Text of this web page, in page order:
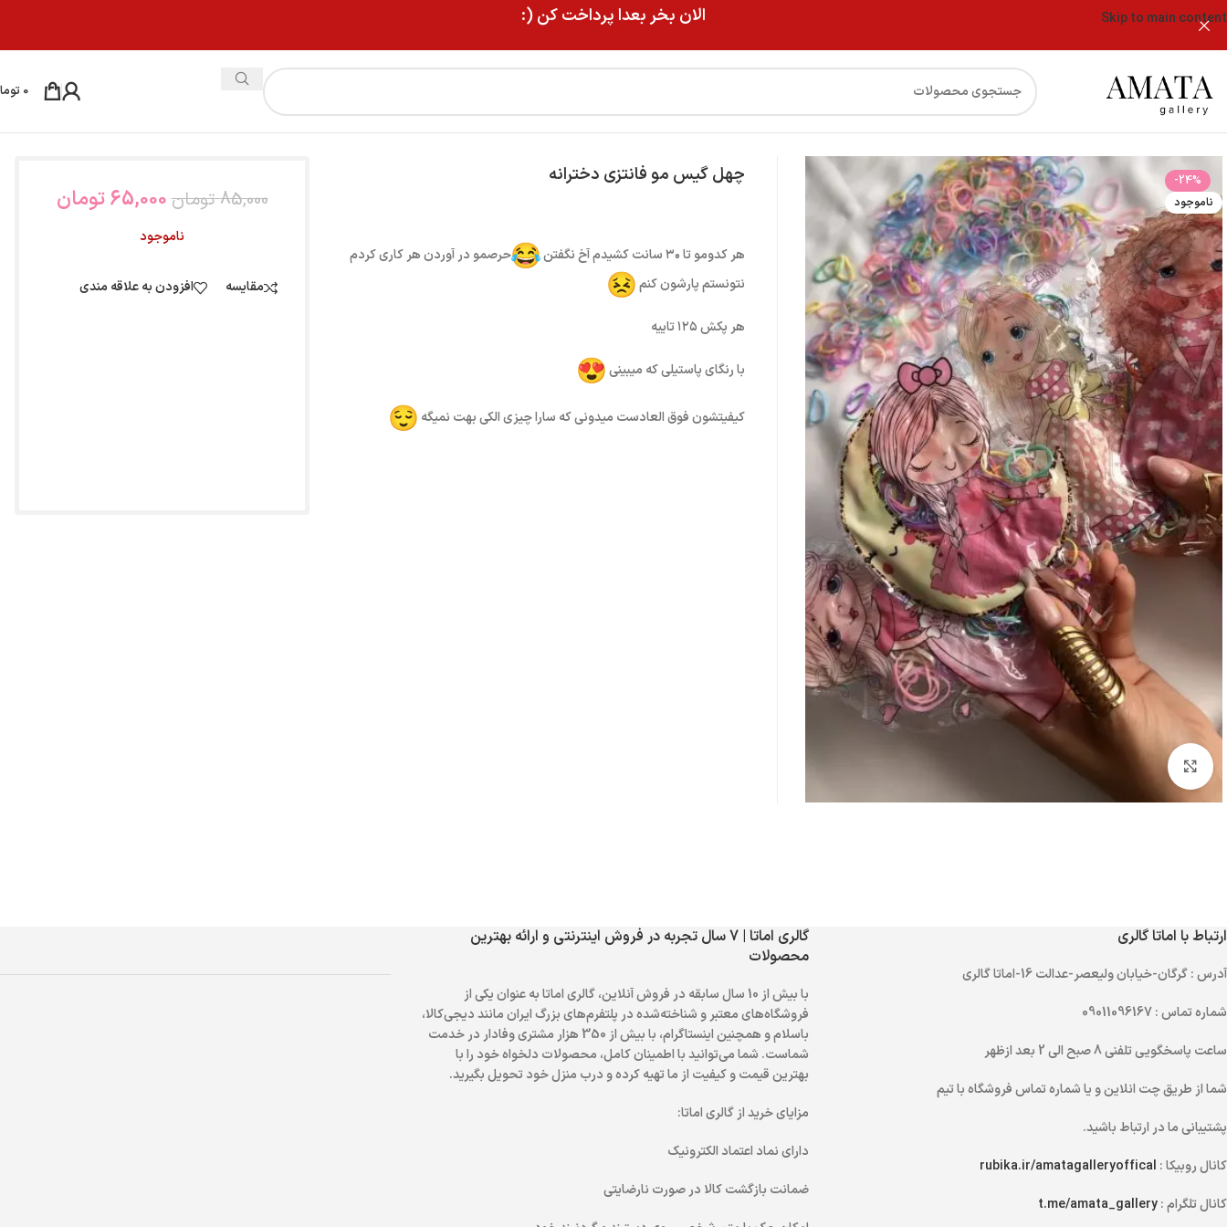
Skip to main content الان بخر بعدا پرداخت کن (:
0
-24%
ناموجود
بزرگنمایی تصویر
چهل گیس مو فانتزی دخترانه
هر کدومو تا ۳۰ سانت کشیدم آخ نگفتن
حرصمو در آوردن هر کاری کردم
نتونستم پارشون کنم
هر پکش ۱۲۵ تاییه
با رنگای پاستیلی که میبینی
کیفیتشون فوق العادست میدونی که سارا چیزی الکی بهت نمیگه
85,000 تومان65,000تومان
ناموجود
مقایسه افزودن به علاقه مندی
ارتباط با اماتا گالری
آدرس: گرگان-خیابان ولیعصر-عدالت 16-اماتا گالری
شماره تماس: 09011096167
ساعت پاسخگویی تلفنی
شما از طریقچت انلاینو یاشماره تماسفروشگاه با تیم
پشتیبانی ما در ارتباط باشید.
کانال روبیکا : rubika.ir/amatagalleryoffical
کانال تلگرام :t.me/amata_gallery
گالری اماتا | 7 سال تجربه در فروش اینترنتی و ارائه بهترین
محصولات
با بیش از 10 سال سابقه در فروش آنلاین، گالری اماتا به عنوان یکی از
فروشگاه‌های معتبر و شناخته‌شده در پلتفرم‌های بزرگ ایران مانند دیجی‌کالا،
باسلام و همچنین اینستاگرام، با بیش از 350 هزار مشتری وفادار در خدمت
شماست. شما می‌توانید با اطمینان کامل، محصولات دلخواه خود را با
بهترین قیمت و کیفیت از ما تهیه کرده و درب منزل خود تحویل بگیرید.
مزایای خرید از گالری اماتا:
دارای نماد اعتماد الکترونیک
ضمانت بازگشت کالا در صورت نارضایتی